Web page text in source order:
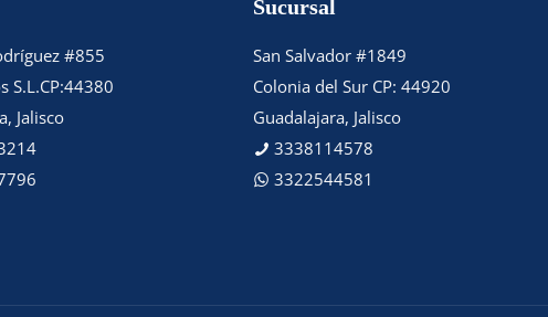
#855
S.L.CP:44380
Jalisco
Sucursal
San Salvador #1849
Colonia del Sur CP: 44920
Guadalajara, Jalisco
3338114578
3322544581